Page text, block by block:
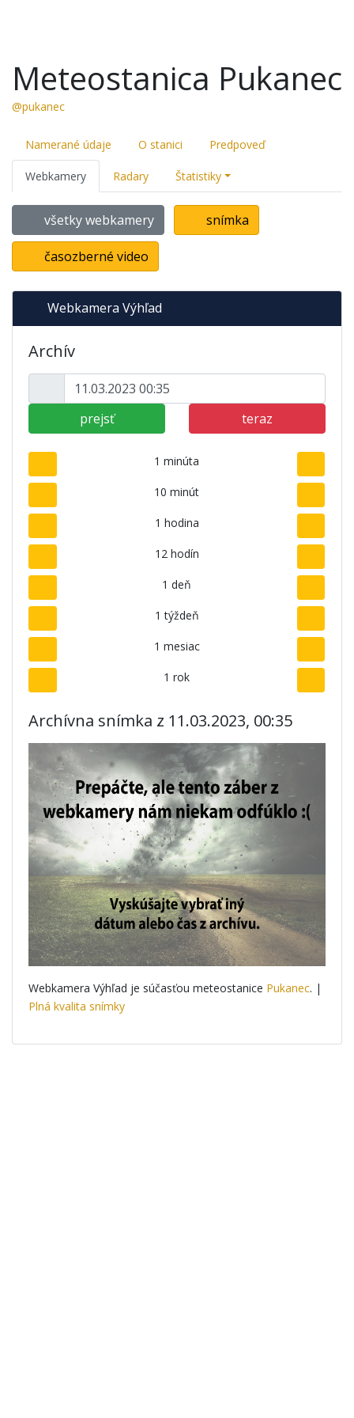
Meteostanica Pukanec
@pukanec
Namerané údaje O stanici Predpoveď
Webkamery Radary Štatistiky
všetky webkamery snímka
časozberné video
Webkamera Výhľad
Archív
prejsť teraz
1 minúta
10 minút
1 hodina
12 hodín
1 deň
1 týždeň
1 mesiac
1 rok
Archívna snímka z 11.03.2023, 00:35
Webkamera Výhľad je súčasťou meteostanice Pukanec. |
Plná kvalita snímky